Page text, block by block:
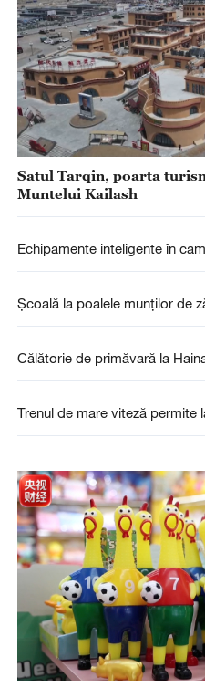
Satul Tarqin, poarta
Muntelui Kailash
Echipamente inteligente în
Școală la poalele munților de
Călătorie de primăvară la
Trenul de mare viteză permite